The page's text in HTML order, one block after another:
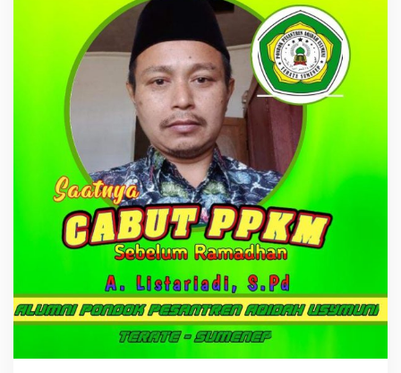
d
a
h
U
s
y
m
u
n
i
S
u
m
e
n
e
p
D
u
k
u
n
g